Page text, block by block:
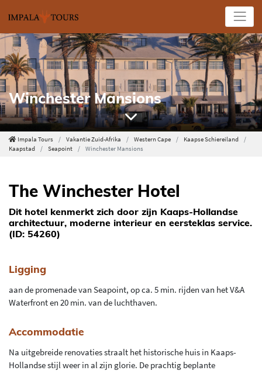
Winchester Mansions
Impala Tours Vakantie Zuid-Afrika Western Cape
Kaapse Schiereiland
Kaapstad
Seapoint Winchester Mansions
The Winchester Hotel
Dit hotel kenmerkt zich door zijn Kaaps-Hollandse
architectuur, moderne interieur en eersteklas service.
(ID: 54260)
Ligging
aan de promenade van Seapoint, op ca. 5 min. rijden van het V&A
Waterfront en 20 min. van de luchthaven.
Accommodatie
Na uitgebreide renovaties straalt het historische huis in Kaaps-
Hollandse stijl weer in al zijn glorie. De prachtig beplante